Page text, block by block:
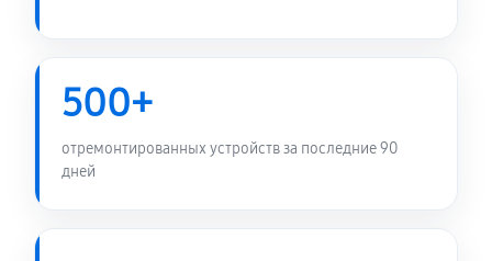
500+
отремонтированных устройств за последние 90
дней